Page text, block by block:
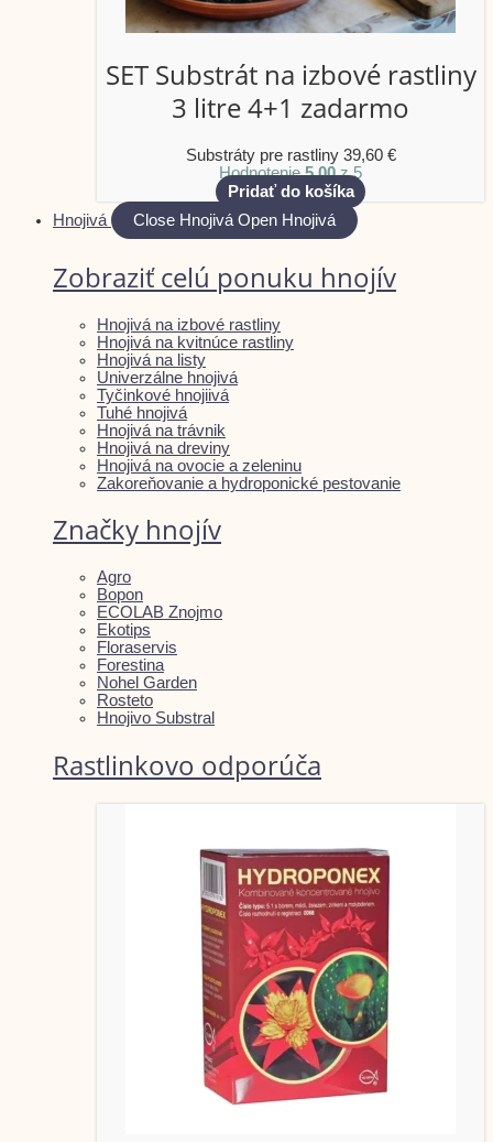
SET Substrát na izbové rastliny
3 litre 4+1 zadarmo
Substráty pre rastliny 39,60 €
Hodnotenie5.00z 5
Pridať do košíka
Hnojivá
Close Hnojivá Open Hnojivá
Zobraziť celú ponuku hnojív
Hnojivá na izbové rastliny
Hnojivá na kvitnúce rastliny
Hnojivá na listy
Univerzálne hnojivá
Tyčinkové hnojiivá
Tuhé hnojivá
Hnojivá na trávnik
Hnojivá na dreviny
Hnojivá na ovocie a zeleninu
Zakoreňovanie a hydroponické pestovanie
Značky hnojív
Agro
Bopon
ECOLAB Znojmo
Ekotips
Floraservis
Forestina
Nohel Garden
Rosteto
Hnojivo Substral
Rastlinkovo odporúča